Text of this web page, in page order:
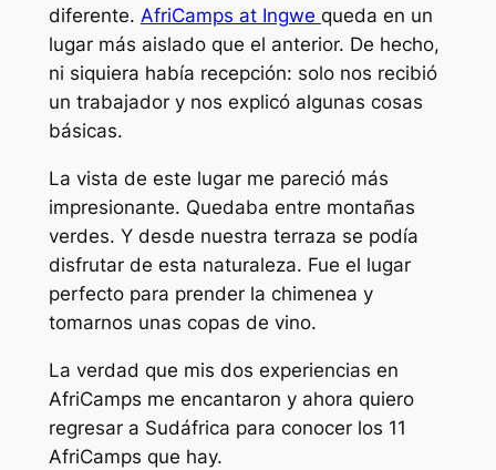
diferente. AfriCamps at Ingwe queda en un
lugar más aislado que el anterior. De hecho,
ni siquiera había recepción: solo nos recibió
un trabajador y nos explicó algunas cosas
básicas.
La vista de este lugar me pareció más
impresionante. Quedaba entre montañas
verdes. Y desde nuestra terraza se podía
disfrutar de esta naturaleza. Fue el lugar
perfecto para prender la chimenea y
tomarnos unas copas de vino.
La verdad que mis dos experiencias en
AfriCamps me encantaron y ahora quiero
regresar a Sudáfrica para conocer los 11
AfriCamps que hay.